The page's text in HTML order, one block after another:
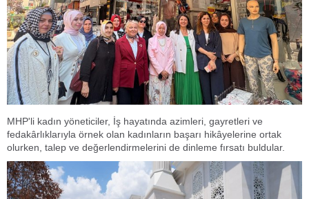
MHP'li kadın yöneticiler, İş hayatında azimleri, gayretleri ve
fedakârlıklarıyla örnek olan kadınların başarı hikâyelerine ortak
olurken, talep ve değerlendirmelerini de dinleme fırsatı buldular.